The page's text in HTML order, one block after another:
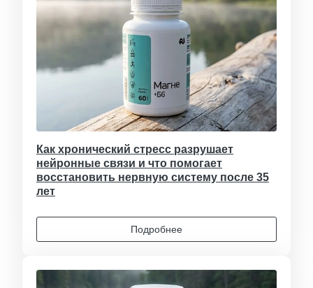
Как хронический стресс разрушает
нейронные связи и что помогает
восстановить нервную систему после 35
лет
Подробнее